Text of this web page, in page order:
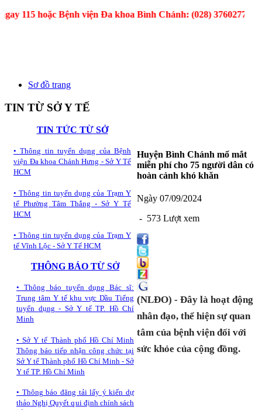
Bệnh viện Đa khoa Bình Chánh: (028) 37602774 -
Sơ đồ trang
TIN TỪ SỞ Y TẾ
TIN TỨC TỪ SỞ
• Thông tin tuyển dụng của Bệnh
viện Đa khoa Chánh Hưng - Sở Y Tế
HCM
• Thông tin tuyển dụng của Trạm Y
tế Phường Tâm Thắng - Sở Y Tế
HCM
• Thông tin tuyển dụng của Trạm Y
tế Vĩnh Lộc - Sở Y Tế HCM
THÔNG BÁO TỪ SỞ
• Thông báo tuyển dụng Bác sĩ:
Trung tâm Y tế khu vực Dầu Tiếng
tuyển dụng - Sở Y tế TP. Hồ Chí
Minh
• Sở Y tế Thành phố Hồ Chí Minh
Thông báo tiếp nhận công chức tại
Sở Y tế Thành phố Hồ Chí Minh - Sở
Y tế TP. Hồ Chí Minh
• Thông báo đăng tải lấy ý kiến dự
thảo Nghị Quyết qui định chính sách
Huyện Bình Chánh mổ mắt
miễn phí cho 75 người dân có
hoàn cảnh khó khăn
Ngày 07/09/2024
- 573 Lượt xem
(NLĐO) - Đây là hoạt động
nhân đạo, thể hiện sự quan
tâm của bệnh viện đối với
sức khỏe của cộng đồng.